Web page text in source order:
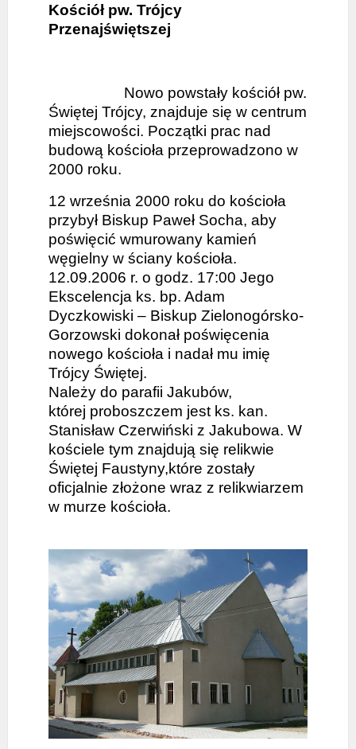
Kościół pw. Trójcy
Przenajświętszej
Nowo powstały kościół pw.
Świętej Trójcy, znajduje się w centrum
miejscowości. Początki prac nad
budową kościoła przeprowadzono w
2000 roku.
12 września 2000 roku do kościoła
przybył Biskup Paweł Socha, aby
poświęcić wmurowany kamień
węgielny w ściany kościoła.
12.09.2006 r. o godz. 17:00 Jego
Ekscelencja ks. bp. Adam
Dyczkowiski – Biskup Zielonogórsko-
Gorzowski dokonał poświęcenia
nowego kościoła i nadał mu imię
Trójcy Świętej.
Należy do parafii Jakubów,
której proboszczem jest ks. kan.
Stanisław Czerwiński z Jakubowa. W
kościele tym znajdują się relikwie
Świętej Faustyny,które zostały
oficjalnie złożone wraz z relikwiarzem
w murze kościoła.